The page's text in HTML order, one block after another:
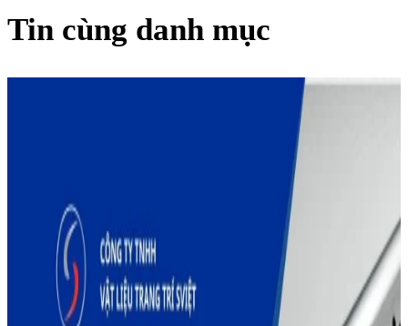
Tin cùng danh mục